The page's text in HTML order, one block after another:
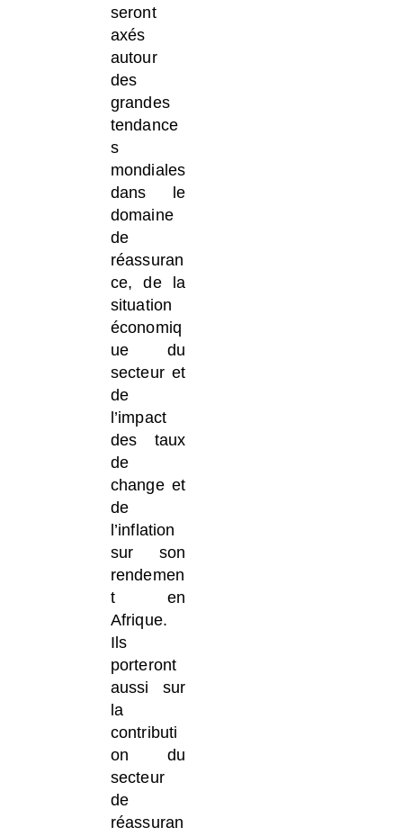
seront
axés
autour
des
grandes
tendance
s
mondiales
dans le
domaine
de
réassuran
ce, de la
situation
économiq
ue du
secteur et
de
l’impact
des taux
de
change et
de
l’inflation
sur son
rendemen
t en
Afrique.
Ils
porteront
aussi sur
la
contributi
on du
secteur
de
réassuran